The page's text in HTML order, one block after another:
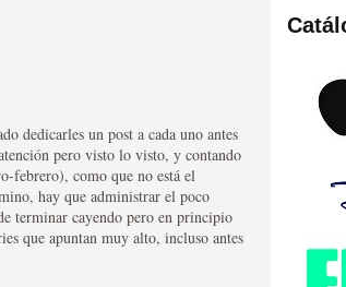
el tiempo
dedicarles un post a cada uno antes
pero visto lo visto, y contando
febrero), como que no está el
hay que administrar el poco
terminar cayendo pero en principio
que apuntan muy alto, incluso antes